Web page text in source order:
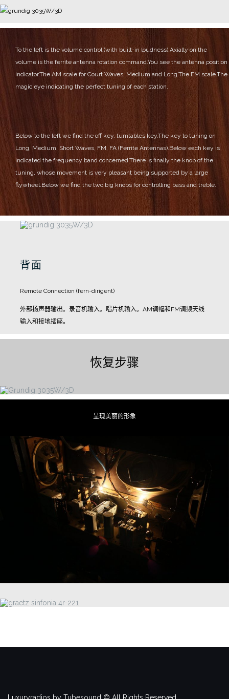
To the left is the volume control (with built-in loudness).Axially on the
volume is the ferrite antenna rotation command.You see the antenna position
indicator.The AM scale for Court Waves, Medium and Long.The FM scale.The
magic eye indicating the perfect tuning of each station.
Below to the left we find the off key, turntables key.The key to tuning on
Long, Medium, Short Waves, FM, FA (Ferrite Antennas).Below each key is
indicated the frequency band concerned.There is finally the knob of the
tuning, whose movement is very pleasant being supported by a large
flywheel.Below we find the two big knobs for controlling bass and treble.
背面
Remote Connection (fern-dirigent)
外部扬声器输出。 录音机输入。 唱片机输入。 AM调幅和FM调频天线
输入和接地插座。
恢复步骤
呈现美丽的形象